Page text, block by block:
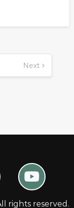
Next
rights reserved.